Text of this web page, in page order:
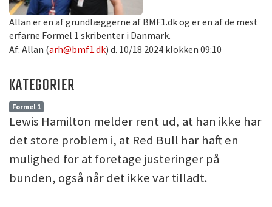
Allan er en af grundlæggerne af BMF1.dk og er en af de mest
erfarne Formel 1 skribenter i Danmark.
Af: Allan (arh@bmf1.dk) d. 10/18 2024 klokken 09:10
KATEGORIER
Formel 1
Lewis Hamilton melder rent ud, at han ikke har
det store problem i, at Red Bull har haft en
mulighed for at foretage justeringer på
bunden, også når det ikke var tilladt.